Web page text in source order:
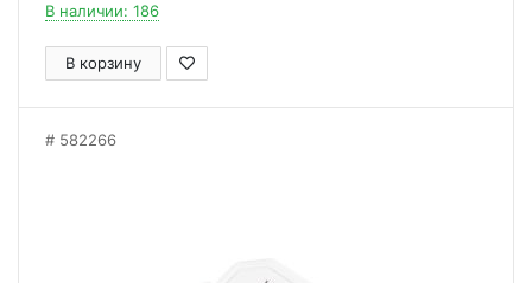
В наличии: 186
В корзину
582266